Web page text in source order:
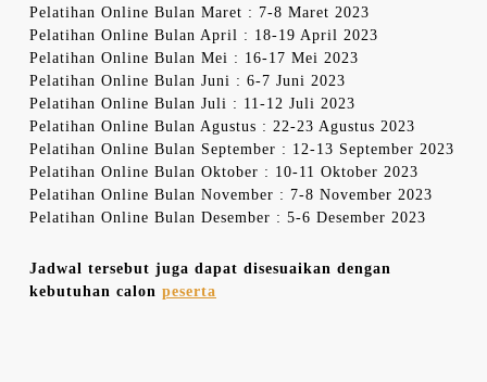
Pelatihan Online Bulan Maret : 7-8 Maret 2023
Pelatihan Online Bulan April : 18-19 April 2023
Pelatihan Online Bulan Mei : 16-17 Mei 2023
Pelatihan Online Bulan Juni : 6-7 Juni 2023
Pelatihan Online Bulan Juli : 11-12 Juli 2023
Pelatihan Online Bulan Agustus : 22-23 Agustus 2023
Pelatihan Online Bulan September : 12-13 September 2023
Pelatihan Online Bulan Oktober : 10-11 Oktober 2023
Pelatihan Online Bulan November : 7-8 November 2023
Pelatihan Online Bulan Desember : 5-6 Desember 2023
Jadwal tersebut juga dapat disesuaikan dengan
kebutuhan calon peserta